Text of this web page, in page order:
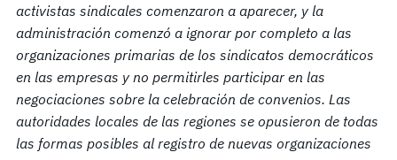
activistas sindicales comenzaron a aparecer, y la
administración comenzó a ignorar por completo a las
organizaciones primarias de los sindicatos democráticos
en las empresas y no permitirles participar en las
negociaciones sobre la celebración de convenios. Las
autoridades locales de las regiones se opusieron de todas
las formas posibles al registro de nuevas organizaciones